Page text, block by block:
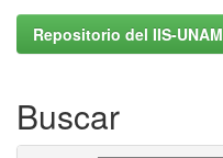
Repositorio del IIS-UNAM
Buscar